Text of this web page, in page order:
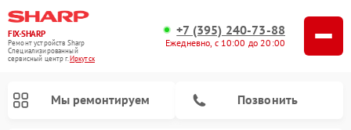
FIX-SHARP
Ремонт устройств Sharp
Специализированный
cервисный центр г.Иркутск
+7 (395) 240-73-88
Ежедневно, с 10:00 до 20:00
Мы ремонтируем Позвонить